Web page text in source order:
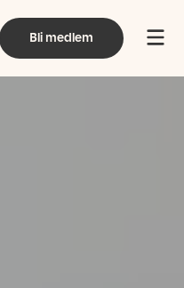
Bli medlem